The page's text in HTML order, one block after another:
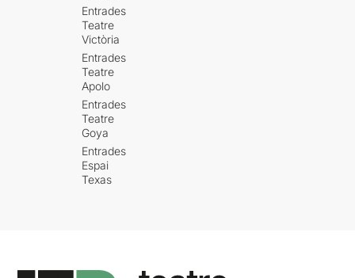
Entrades
Teatre
Victòria
Entrades
Teatre
Apolo
Entrades
Teatre
Goya
Entrades
Espai
Texas